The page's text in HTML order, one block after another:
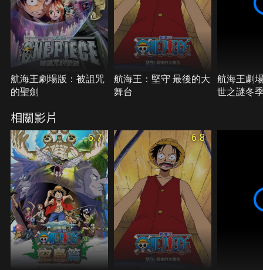
航海王劇場版：被詛咒
的聖劍
航海王：堅守 最後的大
舞台
航海王劇
世之謎冬
相關影片
6.7 6.8